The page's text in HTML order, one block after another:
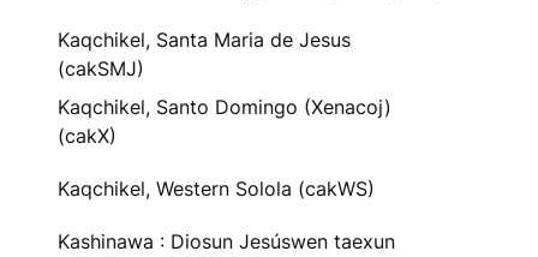
Kaqchikel, Santa Maria de Jesus
(cakSMJ)
Kaqchikel, Santo Domingo (Xenacoj)
(cakX)
Kaqchikel, Western Solola (cakWS)
Kashinawa : Diosun Jesúswen taexun